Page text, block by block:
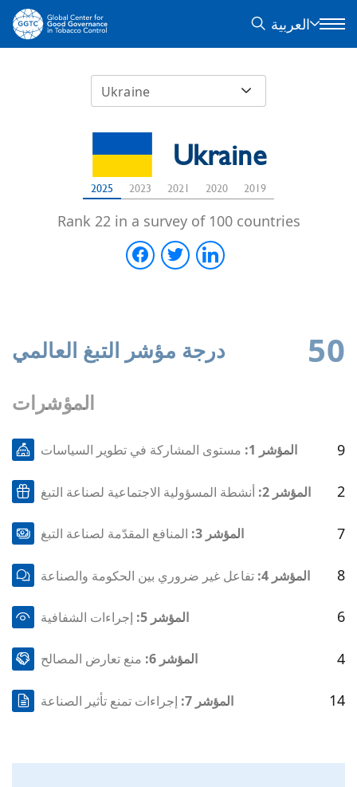
العربية
Ukraine
Ukraine
2025 2023 2021 2020 2019
Rank 22 in a survey of 100 countries
درجة مؤشر التبغ العالمي 50
المؤشرات
المؤشر 1: مستوى المشاركة في تطوير السياسات 9
المؤشر 2: أنشطة المسؤولية الاجتماعية لصناعة التبغ 2
المؤشر 3: المنافع المقدّمة لصناعة التبغ 7
المؤشر 4: تفاعل غير ضروري بين الحكومة والصناعة 8
المؤشر 5: إجراءات الشفافية 6
المؤشر 6: منع تعارض المصالح 4
المؤشر 7: إجراءات تمنع تأثير الصناعة 14